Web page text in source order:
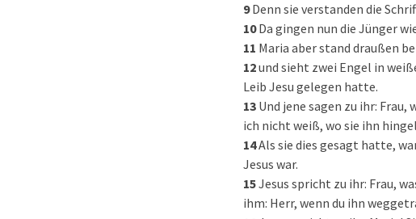
9Denn sie verstanden die
10Da gingen nun die Jünger
11 Maria aber stand draußen
12und sieht zwei Engel in
Leib Jesu gelegen hatte.
13 Und jene sagen zu ihr:
ich nicht weiß, wo sie ihn
14Als sie dies gesagt hatte,
Jesus war.
15Jesus spricht zu ihr: Frau,
ihm: Herr, wenn du ihn